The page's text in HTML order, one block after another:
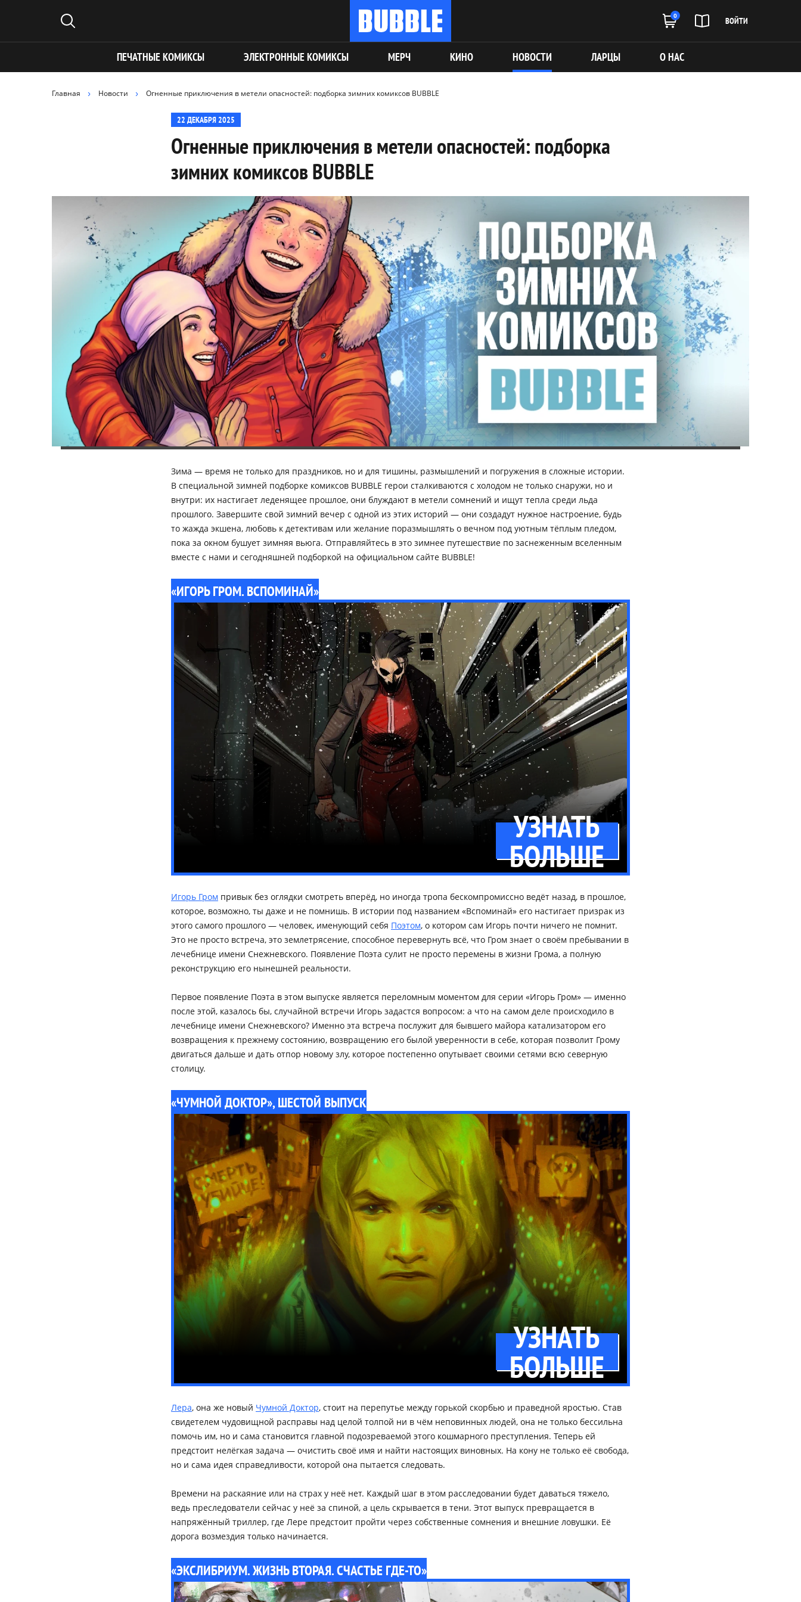
0 ВОЙТИ
ПЕЧАТНЫЕ КОМИКСЫ ЭЛЕКТРОННЫЕ КОМИКСЫ МЕРЧ КИНО НОВОСТИ ЛАРЦЫ О НАС
Главная Новости Огненные приключения в метели опасностей: подборка зимних комиксов BUBBLE
22 ДЕКАБРЯ 2025
Огненные приключения в метели опасностей: подборка
зимних комиксов BUBBLE
Зима — время не только для праздников, но и для тишины, размышлений и погружения в сложные истории.
В специальной зимней подборке комиксов BUBBLE герои сталкиваются с холодом не только снаружи, но и
внутри: их настигает леденящее прошлое, они блуждают в метели сомнений и ищут тепла среди льда
прошлого. Завершите свой зимний вечер с одной из этих историй — они создадут нужное настроение, будь
то жажда экшена, любовь к детективам или желание поразмышлять о вечном под уютным тёплым пледом,
пока за окном бушует зимняя вьюга. Отправляйтесь в это зимнее путешествие по заснеженным вселенным
вместе с нами и сегодняшней подборкой на официальном сайте BUBBLE!
«ИГОРЬ ГРОМ. ВСПОМИНАЙ»
УЗНАТЬ
БОЛЬШЕ
Игорь Гром привык без оглядки смотреть вперёд, но иногда тропа бескомпромиссно ведёт назад, в прошлое,
которое, возможно, ты даже и не помнишь. В истории под названием «Вспоминай» его настигает призрак из
этого самого прошлого — человек, именующий себя Поэтом, о котором сам Игорь почти ничего не помнит.
Это не просто встреча, это землетрясение, способное перевернуть всё, что Гром знает о своём пребывании в
лечебнице имени Снежневского. Появление Поэта сулит не просто перемены в жизни Грома, а полную
реконструкцию его нынешней реальности.
Первое появление Поэта в этом выпуске является переломным моментом для серии «Игорь Гром» — именно
после этой, казалось бы, случайной встречи Игорь задастся вопросом: а что на самом деле происходило в
лечебнице имени Снежневского? Именно эта встреча послужит для бывшего майора катализатором его
возвращения к прежнему состоянию, возвращению его былой уверенности в себе, которая позволит Грому
двигаться дальше и дать отпор новому злу, которое постепенно опутывает своими сетями всю северную
столицу.
«ЧУМНОЙ ДОКТОР», ШЕСТОЙ ВЫПУСК
УЗНАТЬ
БОЛЬШЕ
Лера, она же новый Чумной Доктор, стоит на перепутье между горькой скорбью и праведной яростью. Став
свидетелем чудовищной расправы над целой толпой ни в чём неповинных людей, она не только бессильна
помочь им, но и сама становится главной подозреваемой этого кошмарного преступления. Теперь ей
предстоит нелёгкая задача — очистить своё имя и найти настоящих виновных. На кону не только её свобода,
но и сама идея справедливости, которой она пытается следовать.
Времени на раскаяние или на страх у неё нет. Каждый шаг в этом расследовании будет даваться тяжело,
ведь преследователи сейчас у неё за спиной, а цель скрывается в тени. Этот выпуск превращается в
напряжённый триллер, где Лере предстоит пройти через собственные сомнения и внешние ловушки. Её
дорога возмездия только начинается.
«ЭКСЛИБРИУМ. ЖИЗНЬ ВТОРАЯ. СЧАСТЬЕ ГДЕ-ТО»